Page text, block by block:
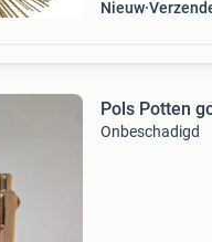
Nieuw
Pols Potten
Onbeschadigd